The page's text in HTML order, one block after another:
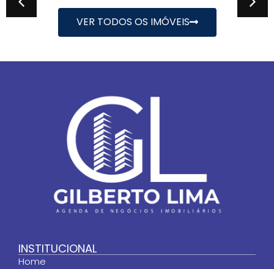
VER TODOS OS IMÓVEIS
INSTITUCIONAL
Home